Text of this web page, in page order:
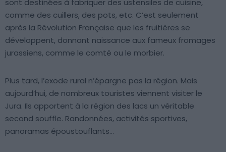
sont destinées à fabriquer des ustensiles de cuisine,
comme des cuillers, des pots, etc. C’est seulement
après la Révolution Française que les fruitières se
développent, donnant naissance aux fameux fromages
jurassiens, comme le comté ou le morbier.
Plus tard, l’exode rural n’épargne pas la région. Mais
aujourd’hui, de nombreux touristes viennent visiter le
Jura. Ils apportent à la région des lacs un véritable
second souffle. Randonnées, activités sportives,
panoramas époustouflants…